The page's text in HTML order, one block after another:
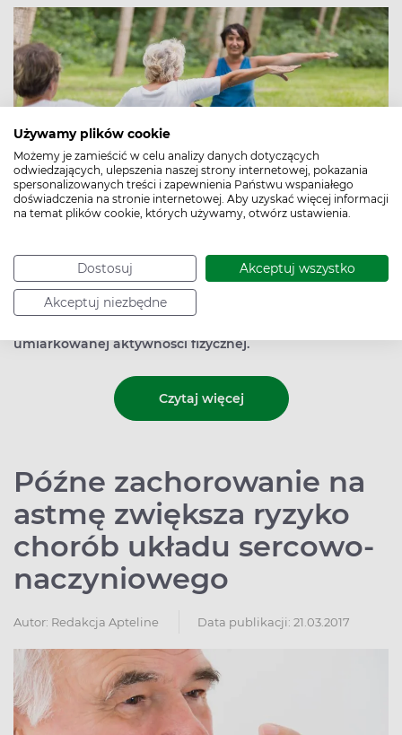
Używamy plików cookie
Możemy je zamieścić w celu analizy danych dotyczących
odwiedzających, ulepszenia naszej strony internetowej, pokazania
spersonalizowanych treści i zapewnienia Państwu wspaniałego
doświadczenia na stronie internetowej. Aby uzyskać więcej informacji
na temat plików cookie, których używamy, otwórz ustawienia.
Dostosuj Akceptuj wszystko
Akceptuj niezbędne
Sport to zdrowie. Kolejne badania udowadniają tę tezę.
65-latkowie mogą zmniejszyć o 50 proc. ryzyko śmierci z
umiarkowanej aktywności fizycznej.
Czytaj więcej
Późne zachorowanie na
astmę zwiększa ryzyko
chorób układu sercowo-
naczyniowego
Autor: Redakcja Apteline Data publikacji: 21.03.2017